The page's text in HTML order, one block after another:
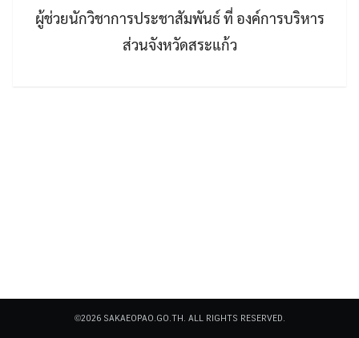
ผู้ช่วยนักวิชาการประชาสัมพันธ์ ที่ องค์การบริหาร
ส่วนจังหวัดสระแก้ว
©2026 SAKAEOPAO.GO.TH. ALL RIGHTS RESERVED.